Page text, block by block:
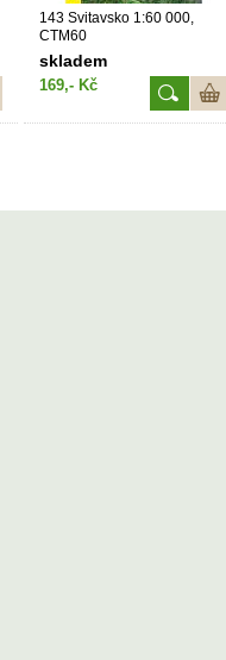
143 Svitavsko 1:60 000,
CTM60
skladem
169,- Kč